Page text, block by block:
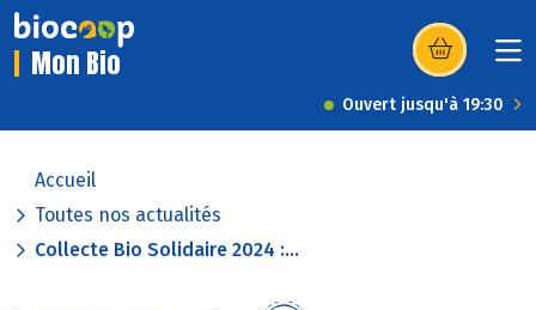
Mon Bio (s’ouvre dans
Ouvert jusqu'à 19:30
Accueil
Toutes nos actualités
Collecte Bio Solidaire 2024 :...